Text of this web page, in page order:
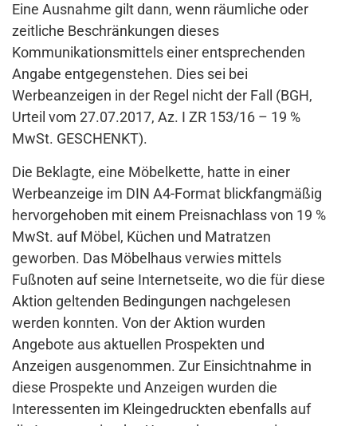
Eine Ausnahme gilt dann, wenn räumliche oder
zeitliche Beschränkungen dieses
Kommunikationsmittels einer entsprechenden
Angabe entgegenstehen. Dies sei bei
Werbeanzeigen in der Regel nicht der Fall (BGH,
Urteil vom 27.07.2017, Az. I ZR 153/16 – 19 %
MwSt. GESCHENKT).
Die Beklagte, eine Möbelkette, hatte in einer
Werbeanzeige im DIN A4-Format blickfangmäßig
hervorgehoben mit einem Preisnachlass von 19 %
MwSt. auf Möbel, Küchen und Matratzen
geworben. Das Möbelhaus verwies mittels
Fußnoten auf seine Internetseite, wo die für diese
Aktion geltenden Bedingungen nachgelesen
werden konnten. Von der Aktion wurden
Angebote aus aktuellen Prospekten und
Anzeigen ausgenommen. Zur Einsichtnahme in
diese Prospekte und Anzeigen wurden die
Interessenten im Kleingedruckten ebenfalls auf